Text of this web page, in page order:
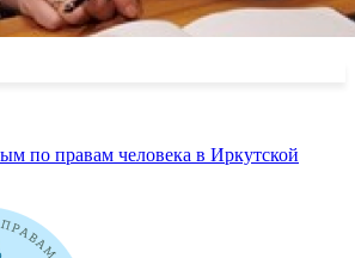
по правам человека в Иркутской